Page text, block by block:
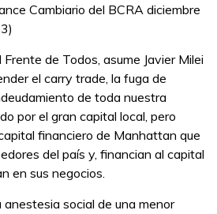
Cambiario del BCRA diciembre
de Todos, asume Javier Milei
el carry trade, la fuga de
de toda nuestra
por el gran capital local, pero
financiero de Manhattan que
del país y, financian al capital
en sus negocios.
social de una menor